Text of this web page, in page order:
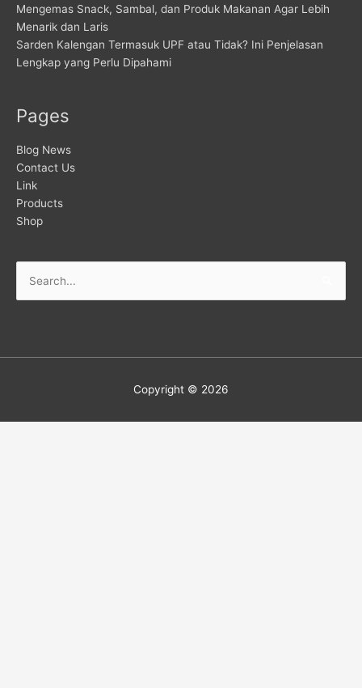
Mengemas Snack, Sambal, dan Produk Makanan Agar Lebih
Menarik dan Laris
Sarden Kalengan Termasuk UPF atau Tidak? Ini Penjelasan
Lengkap yang Perlu Dipahami
Pages
Blog News
Contact Us
Link
Products
Shop
Copyright © 2026